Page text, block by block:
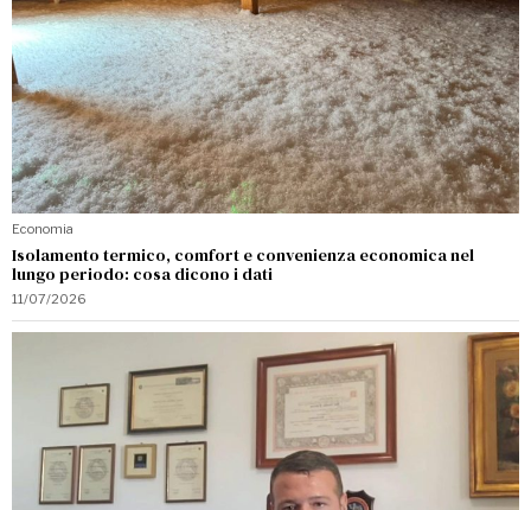
Economia
Isolamento termico, comfort e convenienza economica nel
lungo periodo: cosa dicono i dati
11/07/2026